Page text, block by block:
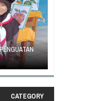
KLABAT
DAMAI
CATEGORY